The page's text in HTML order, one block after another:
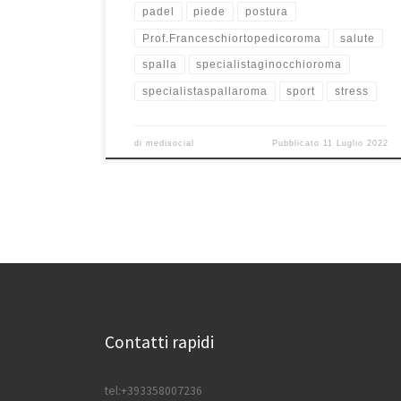
padel piede postura
Prof.Franceschiortopedicoroma salute
spalla specialistaginocchioroma
specialistaspallaroma sport stress
dimedisocial Pubblicato 11 Luglio 2022
Contatti rapidi
tel:+393358007236